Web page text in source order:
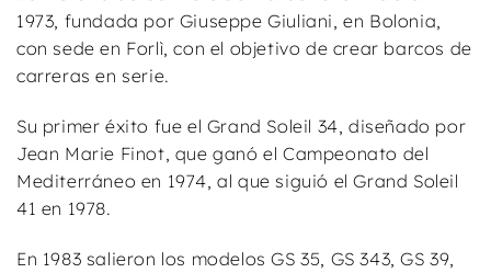
1973, fundada por Giuseppe Giuliani, en Bolonia,
con sede en Forlì, con el objetivo de crear barcos de
carreras en serie.
Su primer éxito fue el Grand Soleil 34, diseñado por
Jean Marie Finot, que ganó el Campeonato del
Mediterráneo en 1974, al que siguió el Grand Soleil
41 en 1978.
En 1983 salieron los modelos GS 35, GS 343, GS 39,